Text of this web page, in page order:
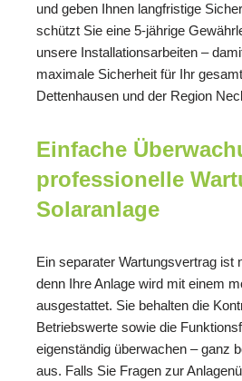
und geben Ihnen langfristige
schützt Sie eine 5-jährige
unsere Installationsarbeiten –
maximale Sicherheit für Ihr
Dettenhausen und der Region
Einfache
professionelle
Solaranlage
Ein separater Wartungsvertrag ist
denn Ihre Anlage wird mit einem
ausgestattet. Sie behalten die
Betriebswerte sowie die
eigenständig überwachen – ganz
aus. Falls Sie Fragen zur